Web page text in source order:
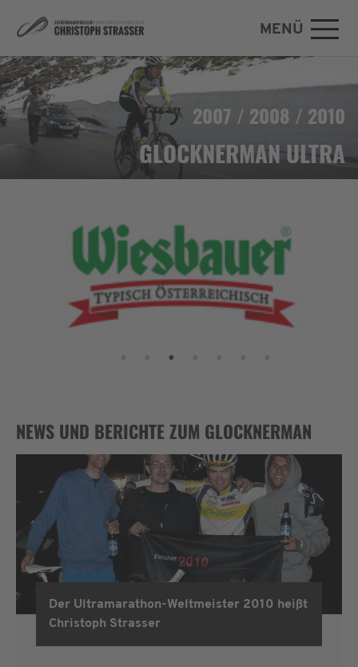
Zum Hauptinhalt springen
MENÜ
2007 / 2008 / 2010
GLOCKNERMAN ULTRA
NEWS UND BERICHTE ZUM GLOCKNERMAN
Glocknerman
Der Ultramarathon-Weltmeister 2010 heißt
Christoph Strasser